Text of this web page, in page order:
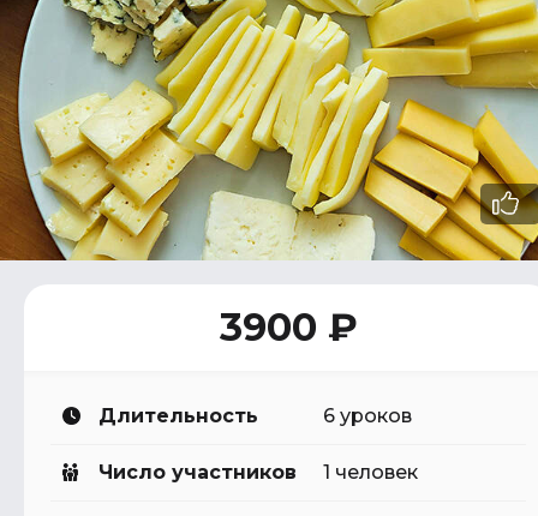
3900 ₽
Длительность 6 уроков
Число участников 1 человек